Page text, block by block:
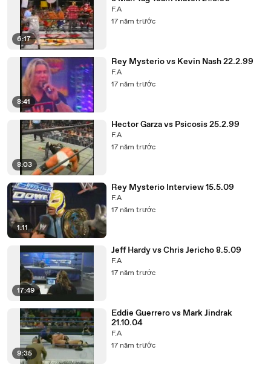
6:17
F.A
17 năm trước
8:41
Rey Mysterio vs Kevin Nash 22.2.99
F.A
17 năm trước
8:03
Hector Garza vs Psicosis 25.2.99
F.A
17 năm trước
1:11
Rey Mysterio Interview 15.5.09
F.A
17 năm trước
17:49
Jeff Hardy vs Chris Jericho 8.5.09
F.A
17 năm trước
9:35
Eddie Guerrero vs Mark Jindrak
21.10.04
F.A
17 năm trước